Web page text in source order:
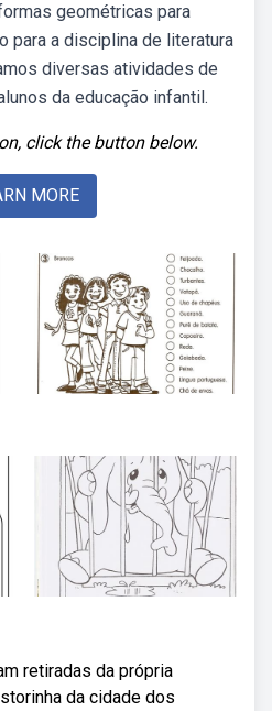
geométricas para
para a disciplina de literatura
diversas atividades de
da educação infantil.
click the button below.
MORE
retiradas da própria
da cidade dos